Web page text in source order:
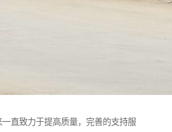
直致力于提高质量，完善的支持服